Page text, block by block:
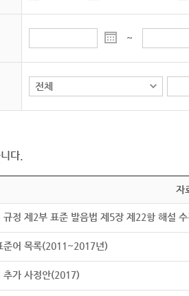
~
다.
자
규정 제2부 표준 발음법 제5장 제22항 해설
준어 목록(2011~2017년)
추가 사정안(2017)